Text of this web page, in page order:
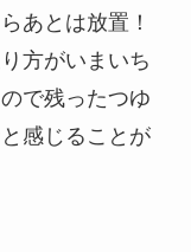
あとは放置！
方がいまいち
で残ったつゆ
感じることが